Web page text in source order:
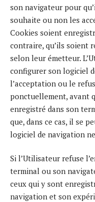
son navigateur pour
souhaite ou non les
Cookies soient
contraire, qu’ils soient
selon leur émetteur.
configurer son logiciel
l’acceptation ou le
ponctuellement, avant
enregistré dans son
que, dans ce cas, il se
logiciel de navigation
Si l’Utilisateur refuse
terminal ou son
ceux qui y sont
navigation et son